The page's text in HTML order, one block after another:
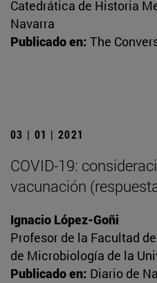
Catedrática de Historia
Navarra
Publicado en: The
03 | 01 | 2021
COVID-19:
vacunación
Ignacio López-Goñi
Profesor de la Facultad
de Microbiología de la
Publicado en: Diario de